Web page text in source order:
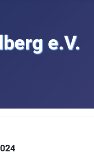
e.V.